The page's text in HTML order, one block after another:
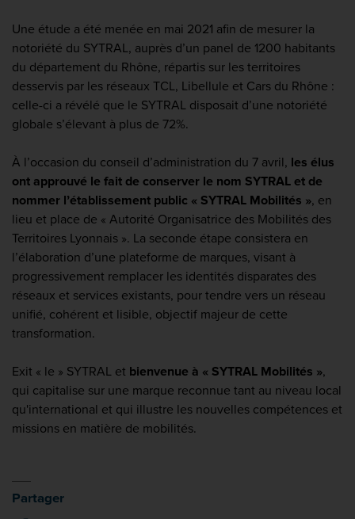
Une étude a été menée en mai 2021 afin de mesurer la
notoriété du SYTRAL, auprès d’un panel de 1200 habitants
du département du Rhône, répartis sur les territoires
desservis par les réseaux TCL, Libellule et Cars du Rhône :
celle-ci a révélé que le SYTRAL disposait d’une notoriété
globale s’élevant à plus de 72%.
À l’occasion du conseil d’administration du 7 avril, les élus
ont approuvé le fait de conserver le nom SYTRAL et de
nommer l’établissement public « SYTRAL Mobilités », en
lieu et place de « Autorité Organisatrice des Mobilités des
Territoires Lyonnais ». La seconde étape consistera en
l’élaboration d’une plateforme de marques, visant à
progressivement remplacer les identités disparates des
réseaux et services existants, pour tendre vers un réseau
unifié, cohérent et lisible, objectif majeur de cette
transformation.
Exit « le » SYTRAL et bienvenue à « SYTRAL Mobilités »,
qui capitalise sur une marque reconnue tant au niveau local
qu'international et qui illustre les nouvelles compétences et
missions en matière de mobilités.
Partager